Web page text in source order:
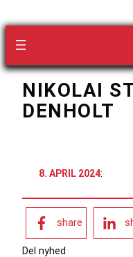
NIKOLAI
DENHOLT
8. APRIL 2024:
share
Del nyhed